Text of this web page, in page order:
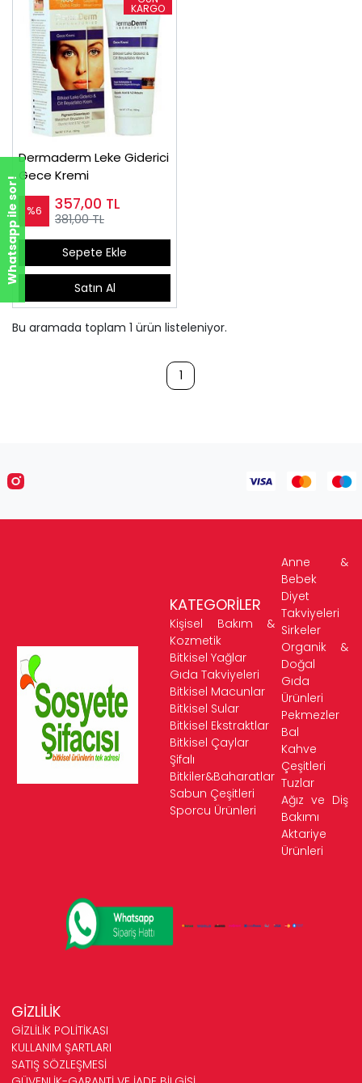
Dermaderm Leke Giderici
Gece Kremi
%6 357,00 TL
381,00 TL
Sepete Ekle
Satın Al
Bu aramada toplam 1 ürün listeleniyor.
1
KATEGORİLER
Kişisel Bakım &
Kozmetik
Bitkisel Yağlar
Gıda Takviyeleri
Bitkisel Macunlar
Bitkisel Sular
Bitkisel Ekstraktlar
Bitkisel Çaylar
Şifalı
Bitkiler&Baharatlar
Sabun Çeşitleri
Sporcu Ürünleri
Anne &
Bebek
Diyet
Takviyeleri
Sirkeler
Organik &
Doğal
Gıda
Ürünleri
Pekmezler
Bal
Kahve
Çeşitleri
Tuzlar
Ağız ve Diş
Bakımı
Aktariye
Ürünleri
GİZLİLİK
GİZLİLİK POLİTİKASI
KULLANIM ŞARTLARI
SATIŞ SÖZLEŞMESİ
Whatsapp ile sor!